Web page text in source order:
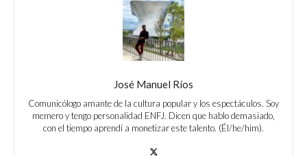
José Manuel Ríos
Comunicólogo amante de la cultura popular y los espectáculos. Soy
memero y tengo personalidad ENFJ. Dicen que hablo demasiado,
con el tiempo aprendí a monetizar este talento. (Él/he/him).